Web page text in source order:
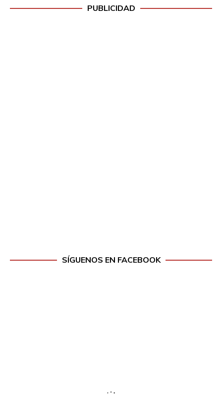
PUBLICIDAD
SÍGUENOS EN FACEBOOK